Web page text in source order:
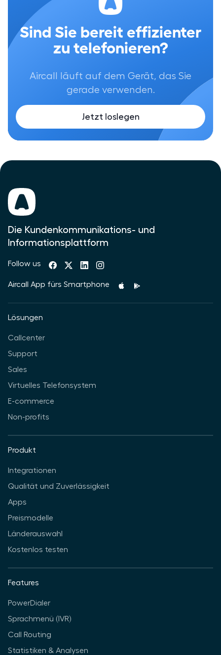
Sind Sie bereit effizienter
zu telefonieren?
Aircall läuft auf dem Gerät, das Sie
gerade verwenden.
Jetzt loslegen
Die Kundenkommunikations- und
Informationsplattform
Follow us
Aircall App fürs Smartphone
Lösungen
Callcenter
Support
Sales
Virtuelles Telefonsystem
E-commerce
Non-profits
Produkt
Integrationen
Qualität und Zuverlässigkeit
Apps
Preismodelle
Länderauswahl
Kostenlos testen
Features
PowerDialer
Sprachmenü (IVR)
Call Routing
Statistiken & Analysen